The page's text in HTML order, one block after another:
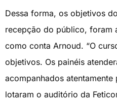
Dessa forma, os objetivos
recepção do público, foram
como conta Arnoud. “O
objetivos. Os painéis
acompanhados
lotaram o auditório da